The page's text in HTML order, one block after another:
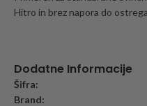
Hitro in brez napora do
Dodatne Informacije
Šifra:
Brand: